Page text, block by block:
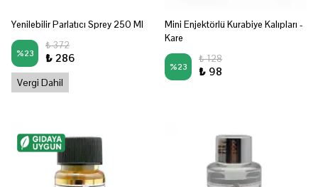
Yenilebilir Parlatıcı Sprey 250 Ml
%23
₺ 372
₺ 286
Vergi Dahil
Mini Enjektörlü Kurabiye Kalıpları -
Kare
%23
₺ 128
₺ 98